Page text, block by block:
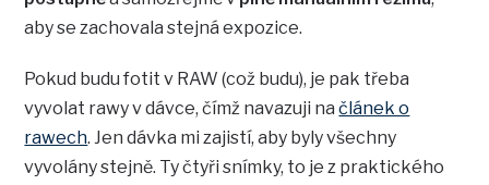
aby se zachovala stejná expozice.
Pokud budu fotit v RAW (což budu), je pak třeba
vyvolat rawy v dávce, čímž navazuji načlánek o
rawech. Jen dávka mi zajistí, aby byly všechny
vyvolány stejně. Ty čtyři snímky, to je z praktického